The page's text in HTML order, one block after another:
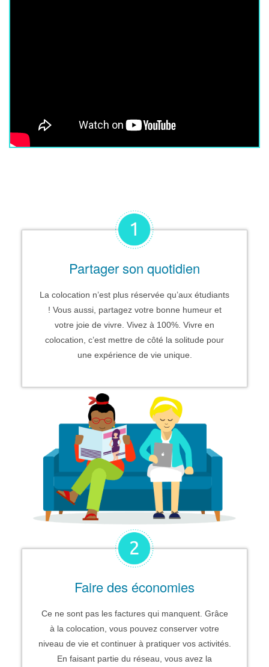
Partager son quotidien
La colocation n’est plus réservée qu’aux étudiants
! Vous aussi, partagez votre bonne humeur et
votre joie de vivre. Vivez à 100%. Vivre en
colocation, c’est mettre de côté la solitude pour
une expérience de vie unique.
Faire des économies
Ce ne sont pas les factures qui manquent. Grâce
à la colocation, vous pouvez conserver votre
niveau de vie et continuer à pratiquer vos activités.
En faisant partie du réseau, vous avez la